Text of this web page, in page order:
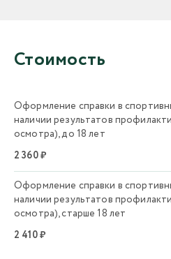
Стоимость
Оформление справки в
наличии результатов
осмотра), до 18 лет
2 360 ₽
Оформление справки в
наличии результатов
осмотра), старше 18 лет
2 410 ₽